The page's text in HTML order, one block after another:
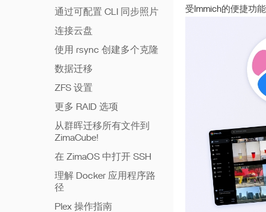
受Immich的便捷功能
通过可配置 CLI 同步照片
连接云盘
使用 rsync 创建多个克隆
数据迁移
ZFS 设置
更多 RAID 选项
从群晖迁移所有文件到
ZimaCube!
在 ZimaOS 中打开 SSH
理解 Docker 应用程序路
径
Plex 操作指南